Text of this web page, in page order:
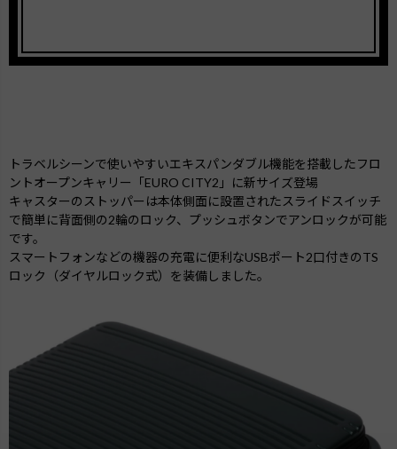
トラベルシーンで使いやすいエキスパンダブル機能を搭載したフロ
ントオープンキャリー「EURO CITY2」に新サイズ登場
キャスターのストッパーは本体側面に設置されたスライドスイッチ
で簡単に背面側の2輪のロック、プッシュボタンでアンロックが可能
です。
スマートフォンなどの機器の充電に便利なUSBポート2口付きのTS
ロック（ダイヤルロック式）を装備しました。